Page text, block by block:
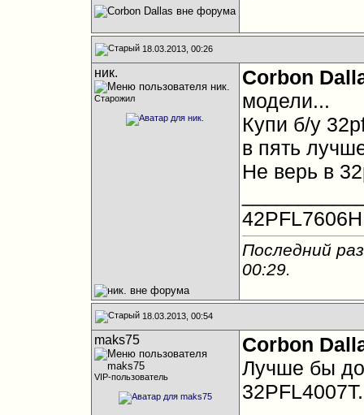
18.03.2013, 00:26
ник.
Старожил
Corbon
модели...
Купи б/у
в пять
Не верь в
Последний
00:29.
18.03.2013, 00:54
maks75
VIP-пользователь
Corbon
Лучше бы
32PFL4007T.